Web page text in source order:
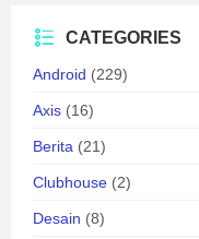
CATEGORIES
Android (229)
Axis (16)
Berita (21)
Clubhouse (2)
Desain (8)